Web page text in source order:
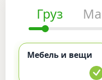
Груз
Мебель и вещи